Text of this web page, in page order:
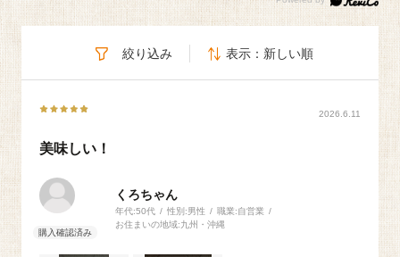
絞り込み 表示：新しい順
2026.6.11
美味しい！
くろちゃん
年代:50代 性別:男性 職業:自営業
お住まいの地域:九州・沖縄